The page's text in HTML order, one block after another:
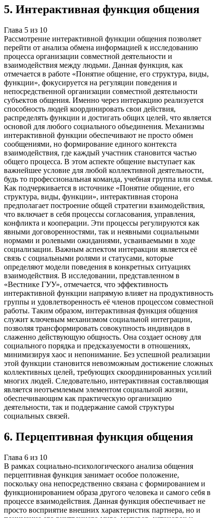
5. Интерактивная функция общения
Глава 5 из 10
Рассмотрение интерактивной функции общения позволяет
перейти от анализа обмена информацией к исследованию
процесса организации совместной деятельности и
взаимодействия между людьми. Данная функция, как
отмечается в работе «Понятие общение, его структура, виды,
функции», фокусируется на регуляции поведения и
непосредственной организации совместной деятельности
субъектов общения. Именно через интеракцию реализуется
способность людей координировать свои действия,
распределять функции и достигать общих целей, что является
основой для любого социального объединения. Механизмы
интерактивной функции обеспечивают не просто обмен
сообщениями, но формирование единого контекста
взаимодействия, где каждый участник становится частью
общего процесса. В этом аспекте общение выступает как
важнейшее условие для любой коллективной деятельности,
будь то профессиональная команда, учебная группа или семья.
Как подчеркивается в источнике «Понятие общение, его
структура, виды, функции», интерактивная сторона
предполагает построение общей стратегии взаимодействия,
что включает в себя процессы согласования, управления,
конфликта и кооперации. Эти процессы регулируются как
явными договоренностями, так и неявными социальными
нормами и ролевыми ожиданиями, усваиваемыми в ходе
социализации. Важным аспектом интеракции является её
связь с социальными ролями и статусами, которые
определяют модели поведения в конкретных ситуациях
взаимодействия. В исследовании, представленном в
«Вестнике ГУУ», отмечается, что эффективность
интерактивной функции напрямую влияет на продуктивность
группы и удовлетворенность её членов процессом совместной
работы. Таким образом, интерактивная функция общения
служит ключевым механизмом социальной интеграции,
позволяя трансформировать совокупность индивидов в
слаженно действующую общность. Она создает основу для
социального порядка и предсказуемости в отношениях,
минимизируя хаос и непонимание. Без успешной реализации
этой функции становится невозможным достижение сложных
коллективных целей, требующих скоординированных усилий
многих людей. Следовательно, интерактивная составляющая
является неотъемлемым элементом социальной жизни,
обеспечивающим как практическую организацию
деятельности, так и поддержание самой структуры
социальных связей.
6. Перцептивная функция общения
Глава 6 из 10
В рамках социально-психологического анализа общения
перцептивная функция занимает особое положение,
поскольку она непосредственно связана с формированием и
функционированием образа другого человека и самого себя в
процессе взаимодействия. Данная функция обеспечивает не
просто восприятие внешних характеристик партнера, но и